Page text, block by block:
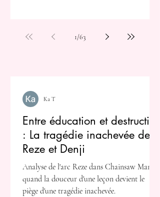
1/63
Entre éducation et destruction
: La tragédie inachevée de
Reze et Denji
Analyse de l'arc Reze dans Chainsaw Man :
quand la douceur d'une leçon devient le
piège d'une tragédie inachevée.
Ka T